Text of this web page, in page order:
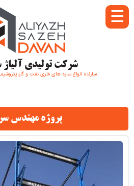
شرکت تولیدی آلیاژ
سازنده انواع سازه های فلزی نفت و
☰
پروژه مهندس